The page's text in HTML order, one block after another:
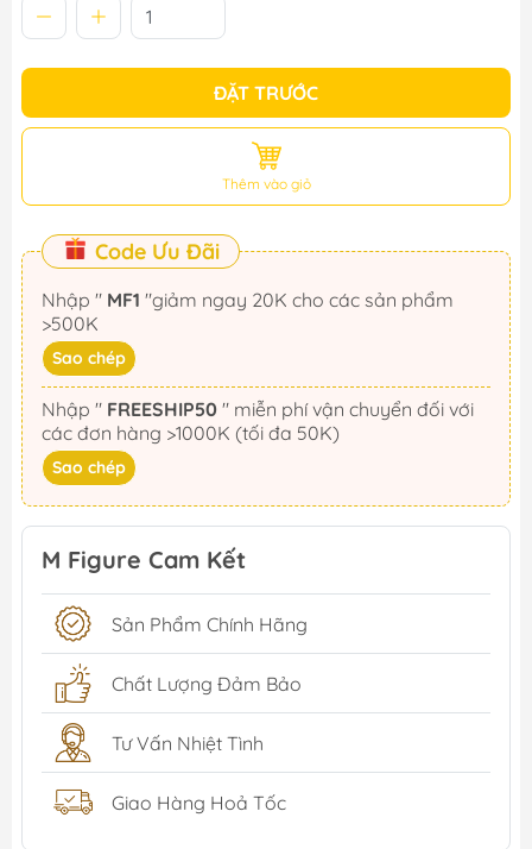
ĐẶT TRƯỚC
Thêm vào giỏ
Code Ưu Đãi
Nhập " MF1
>500K
Sao chép
Nhập " FREESHIP50
các đơn hàng >1000K (tối đa 50K)
Sao chép
M Figure Cam Kết
Sản Phẩm Chính Hãng
Chất Lượng Đảm Bảo
Tư Vấn Nhiệt Tình
Giao Hàng Hoả Tốc